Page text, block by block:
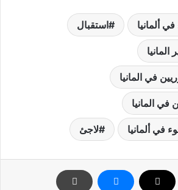
ألمانيا استقبال
المانيا
في المانيا
في المانيا
في ألمانيا لاجئ